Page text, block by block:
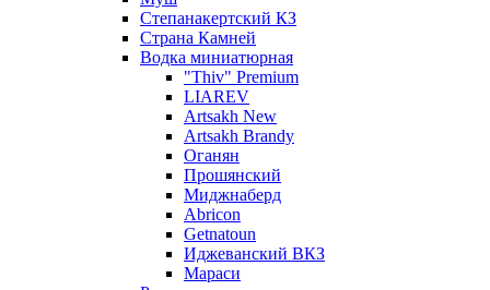
Степанакертский КЗ
Страна Камней
Водка миниатюрная
"Thiv" Premium
LIAREV
Artsakh New
Artsakh Brandy
Оганян
Прошянский
Миджнаберд
Abricon
Getnatoun
Иджеванский ВКЗ
Мараси